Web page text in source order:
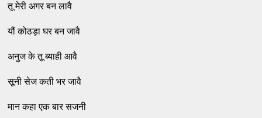
तू मेरी अगर बन लावै
यौं कोठड़ा घर बन जावै
अनुज के तू ब्‍याही आवै
सूनी सेज कती भर जावै
मान कहा एक बार सजनी